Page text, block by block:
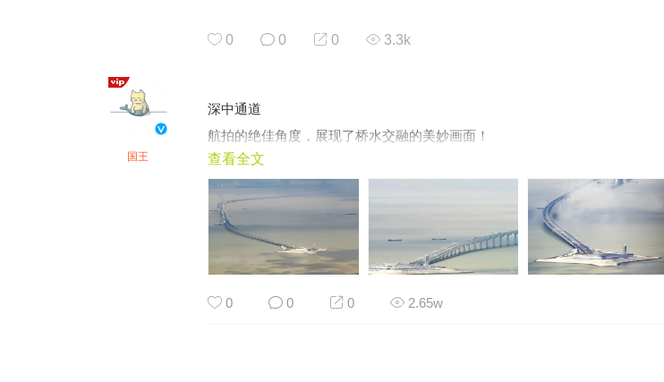
0 0 0 3.3k
国王
深中通道
航拍的绝佳角度，展现了桥水交融的美妙画面！
查看全文
0 0 0 2.65w